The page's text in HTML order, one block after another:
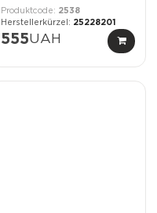
2538
25228201
555UAH